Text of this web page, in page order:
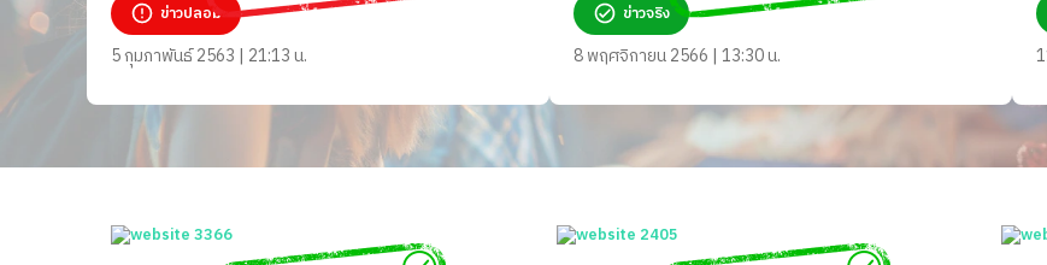
ข่าวปลอม
5 กุมภาพันธ์ 2563 | 21:13 น.
ข่าวจริง
8 พฤศจิกายน 2566 | 13:30 น.